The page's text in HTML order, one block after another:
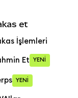
et
İşlemleri
Et YENİ
YENİ